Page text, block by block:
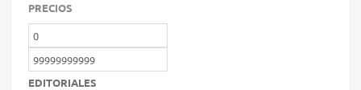
PRECIOS
EDITORIALES